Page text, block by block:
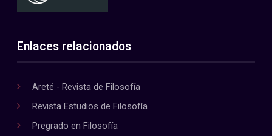
Enlaces relacionados
Areté - Revista de Filosofía
Revista Estudios de Filosofía
Pregrado en Filosofía